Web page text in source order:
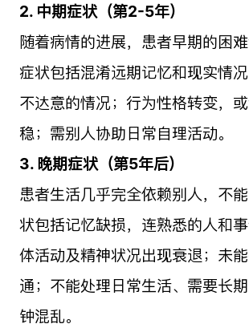
2. 中期症状（第2-5年）
随着病情的进展，患者早期的困难
症状包括混淆远期记忆和现实情
不达意的情况；行为性格转变，
稳；需别人协助日常自理活动。
3. 晚期症状（第5年后）
患者生活几乎完全依赖别人，不
状包括记忆缺损，连熟悉的人和
体活动及精神状况出现衰退；未
通；不能处理日常生活、需要长
钟混乱。